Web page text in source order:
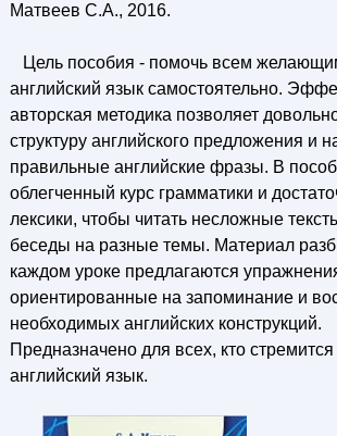
Матвеев С.А., 2016.
Цель пособия - помочь всем
английский язык самостоятельно.
авторская методика позволяет
структуру английского предложения и
правильные английские фразы. В
облегченный курс грамматики и
лексики, чтобы читать несложные
беседы на разные темы. Материал
каждом уроке предлагаются
ориентированные на запоминание и
необходимых английских конструкций.
Предназначено для всех, кто
английский язык.